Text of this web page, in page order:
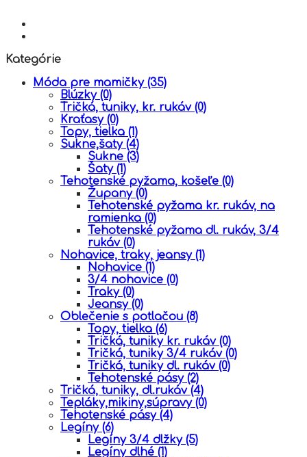
Kategórie
Móda pre mamičky (35)
Blúzky (0)
Tričká, tuniky, kr. rukáv (0)
Kraťasy (0)
Topy, tielka (1)
Sukne,šaty (4)
Sukne (3)
Šaty (1)
Tehotenské pyžama, košeľe (0)
Župany (0)
Tehotenské pyžama kr. rukáv, na
ramienka (0)
Tehotenské pyžama dl. rukáv, 3/4
rukáv (0)
Nohavice, traky, jeansy (1)
Nohavice (1)
3/4 nohavice (0)
Traky (0)
Jeansy (0)
Oblečenie s potlačou (8)
Topy, tielka (6)
Tričká, tuniky kr. rukáv (0)
Tričká, tuniky 3/4 rukáv (0)
Tričká, tuniky dl. rukáv (0)
Tehotenské pásy (2)
Tričká, tuniky, dl.rukáv (4)
Tepláky,mikiny,súpravy (0)
Tehotenské pásy (4)
Legíny (6)
Legíny 3/4 dlžky (5)
Legíny dlhé (1)